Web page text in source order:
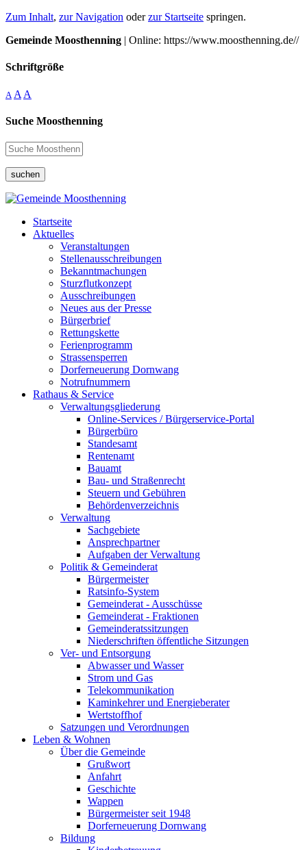
Zum Inhalt, zur Navigation oderzur Startseite springen.
Gemeinde Moosthenning | Online: https://www.moosthenning.de//
Schriftgröße
A A A
Suche Moosthenning
suchen
Startseite
Aktuelles
Veranstaltungen
Stellenausschreibungen
Bekanntmachungen
Sturzflutkonzept
Ausschreibungen
Neues aus der Presse
Bürgerbrief
Rettungskette
Ferienprogramm
Strassensperren
Dorferneuerung Dornwang
Notrufnummern
Rathaus & Service
Verwaltungsgliederung
Online-Services / Bürgerservice-Portal
Bürgerbüro
Standesamt
Rentenamt
Bauamt
Bau- und Straßenrecht
Steuern und Gebühren
Behördenverzeichnis
Verwaltung
Sachgebiete
Ansprechpartner
Aufgaben der Verwaltung
Politik & Gemeinderat
Bürgermeister
Ratsinfo-System
Gemeinderat - Ausschüsse
Gemeinderat - Fraktionen
Gemeinderatssitzungen
Niederschriften öffentliche Sitzungen
Ver- und Entsorgung
Abwasser und Wasser
Strom und Gas
Telekommunikation
Kaminkehrer und Energieberater
Wertstoffhof
Satzungen und Verordnungen
Leben & Wohnen
Über die Gemeinde
Grußwort
Anfahrt
Geschichte
Wappen
Bürgermeister seit 1948
Dorferneuerung Dornwang
Bildung